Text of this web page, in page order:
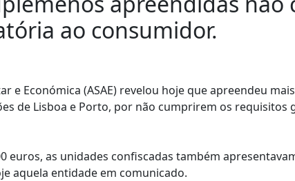
ao consumidor.
e Económica (ASAE) revelou hoje que apreendeu
de Lisboa e Porto, por não cumprirem os
euros, as unidades confiscadas também
aquela entidade em comunicado.